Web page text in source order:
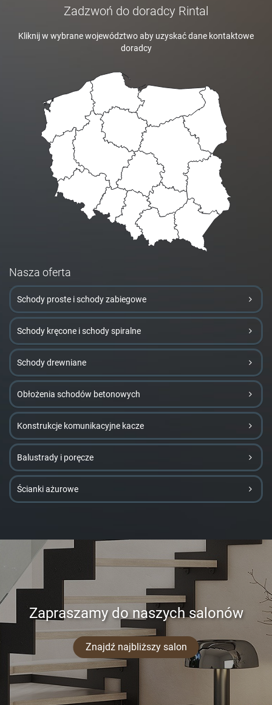
Zadzwoń do doradcy Rintal
Kliknij w wybrane województwo aby uzyskać dane kontaktowe
doradcy
Nasza oferta
Schody proste i schody zabiegowe
Schody kręcone i schody spiralne
Schody drewniane
Obłożenia schodów betonowych
Konstrukcje komunikacyjne kacze
Balustrady i poręcze
Ścianki ażurowe
Zapraszamy do naszych salonów
Znajdź najbliższy salon